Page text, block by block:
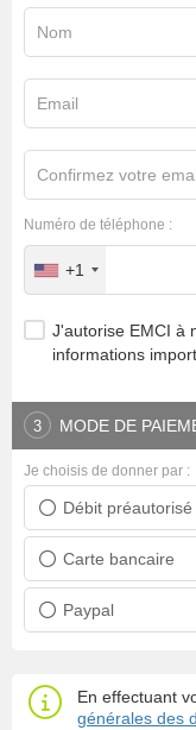
Nom
Email
Confirmez votre
Numéro de téléphone :
+1
J'autorise EMCI à
informations
3 MODE DE
Débit préautorisé
Prélèvement bancaire
Carte bancaire
Carte bancaire
Paypal
Paypal
Je choisis de donner par :
En effectuant
générales des